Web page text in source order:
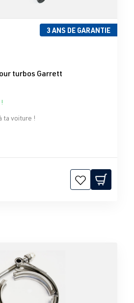
3 ANS DE GARANTIE
sur 5 étoiles
turbos Garrett
ta voiture !